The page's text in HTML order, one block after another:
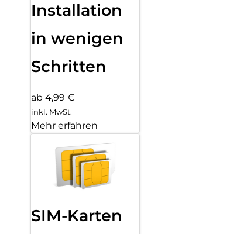
Installation
in wenigen
Schritten
ab 4,99 €
inkl. MwSt.
Mehr erfahren
SIM-Karten